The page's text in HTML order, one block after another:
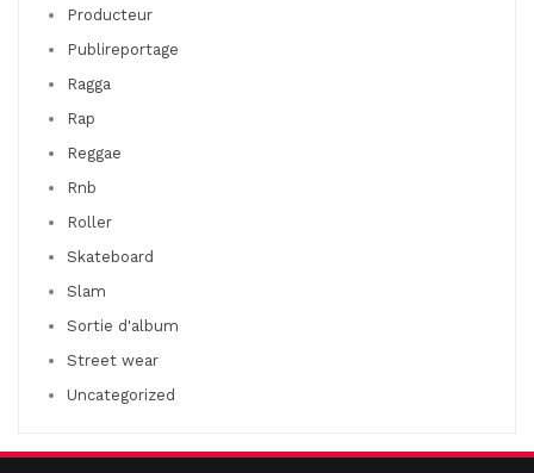
Producteur
Publireportage
Ragga
Rap
Reggae
Rnb
Roller
Skateboard
Slam
Sortie d'album
Street wear
Uncategorized